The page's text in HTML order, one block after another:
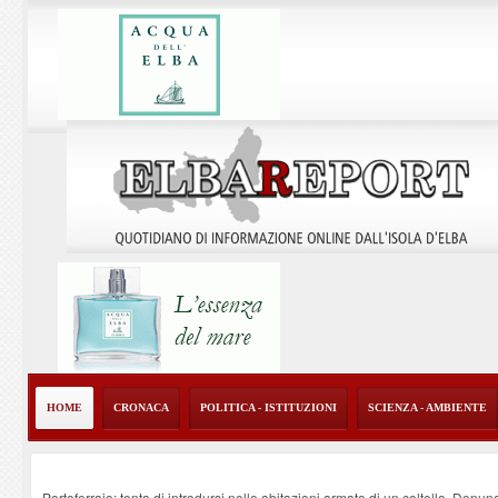
HOME CRONACA POLITICA - ISTITUZIONI SCIENZA - AMBIENTE